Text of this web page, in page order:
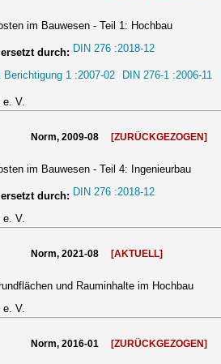
im Bauwesen - Teil 1: Hochbau
durch: DIN 276 :2018-12
Berichtigung 1 :2007-02 DIN 276-1 :2006-11
e. V.
Norm, 2009-08 [ZURÜCKGEZOGEN]
im Bauwesen - Teil 4: Ingenieurbau
durch: DIN 276 :2018-12
e. V.
Norm, 2021-08 [AKTUELL]
und Rauminhalte im Hochbau
e. V.
Norm, 2016-01 [ZURÜCKGEZOGEN]